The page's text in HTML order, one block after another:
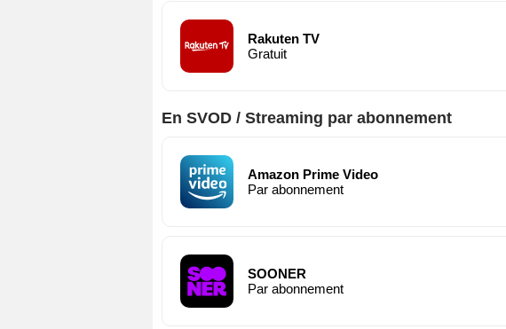
Rakuten TV
Gratuit
En SVOD / Streaming par abonnement
Amazon Prime Video
Par abonnement
SOONER
Par abonnement